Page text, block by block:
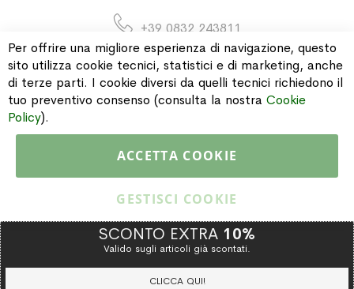
+39 0832 243811
INFORMAZIONI
Copyright © 2015 Gioielleria Oreste Troso. All rights reserved. P. IVA
IT02064590751
Per offrire una migliore esperienza di navigazione, questo
sito utilizza cookie tecnici, statistici e di marketing, anche
di terze parti. I cookie diversi da quelli tecnici richiedono il
tuo preventivo consenso (consulta la nostra Cookie
Policy).
ACCETTA COOKIE
GESTISCI COOKIE
SCONTO EXTRA 10%
Valido sugli articoli già scontati.
CLICCA QUI!